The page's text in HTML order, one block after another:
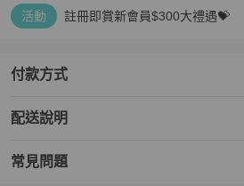
活動 註冊即賞新會員$300大禮遇💝
付款方式
配送說明
常見問題